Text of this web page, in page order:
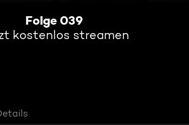
Folge 039
kostenlos streamen